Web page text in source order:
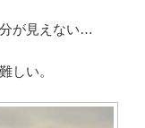
が見えない…
しい。